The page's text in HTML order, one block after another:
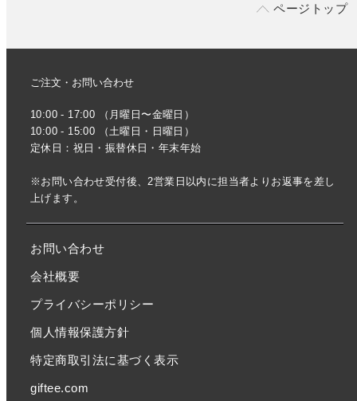
ページトップ
ご注文・お問い合わせ
10:00 - 17:00 （月曜日〜金曜日）
10:00 - 15:00 （土曜日・日曜日）
定休日：祝日・振替休日・年末年始
※お問い合わせ受付後、2営業日以内に担当者よりお返事を差し
上げます。
お問い合わせ
会社概要
プライバシーポリシー
個人情報保護方針
特定商取引法に基づく表示
giftee.com